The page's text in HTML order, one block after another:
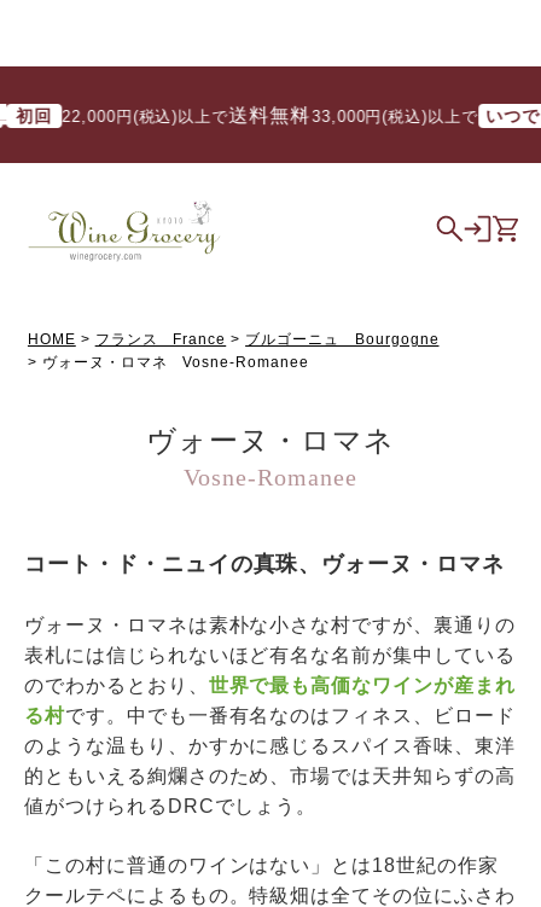
22,000円(税込)以上で送料無料/ 33,000円(税込)以上で いつでも 送
HOME フランス France
ブルゴーニュ Bourgogne
ヴォーヌ・ロマネ Vosne-Romanee
ヴォーヌ・ロマネ
Vosne-Romanee
コート・ド・ニュイの真珠、ヴォーヌ・ロマネ
ヴォーヌ・ロマネは素朴な小さな村ですが、裏通りの
表札には信じられないほど有名な名前が集中している
のでわかるとおり、 世界で最も高価なワインが産まれ
る村です。中でも一番有名なのはフィネス、ビロード
のような温もり、かすかに感じるスパイス香味、東洋
的ともいえる絢爛さのため、市場では天井知らずの高
値がつけられるDRCでしょう。
「この村に普通のワインはない」とは18世紀の作家
クールテペによるもの。特級畑は全てその位にふさわ